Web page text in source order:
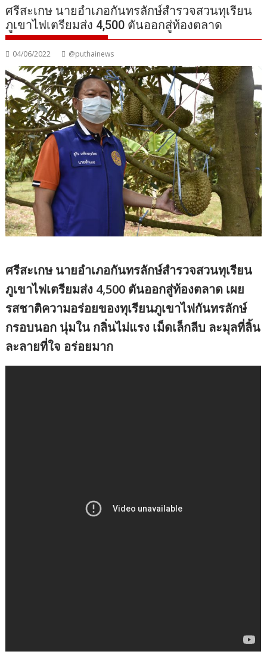
ศรีสะเกษ นายอำเภอกันทรลักษ์สำรวจสวนทุเรียน
ภูเขาไฟเตรียมส่ง 4,500 ตันออกสู่ท้องตลาด
04/06/2022 @puthainews
ศรีสะเกษ นายอำเภอกันทรลักษ์สำรวจสวนทุเรียน
ภูเขาไฟเตรียมส่ง 4,500 ตันออกสู่ท้องตลาด เผย
รสชาติความอร่อยของทุเรียนภูเขาไฟกันทรลักษ์
กรอบนอก นุ่มใน กลิ่นไม่แรง เม็ดเล็กลีบ ละมุลที่ลิ้น
ละลายที่ใจ อร่อยมาก